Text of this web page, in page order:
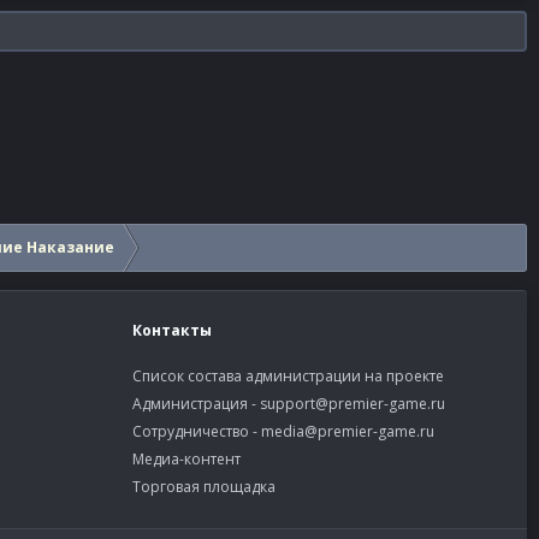
Наказание
Контакты
Список состава администрации на проекте
Администрация - support@premier-game.ru
Сотрудничество - media@premier-game.ru
Медиа-контент
Торговая площадка